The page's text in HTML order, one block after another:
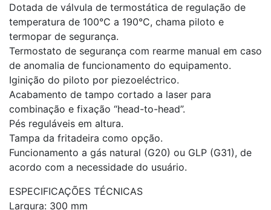
Dotada de válvula de termostática de regulação de
temperatura de 100°C a 190°C, chama piloto e
termopar de segurança.
Termostato de segurança com rearme manual em caso
de anomalia de funcionamento do equipamento.
Iginição do piloto por piezoeléctrico.
Acabamento de tampo cortado a laser para
combinação e fixação “head-to-head”.
Pés reguláveis em altura.
Tampa da fritadeira como opção.
Funcionamento a gás natural (G20) ou GLP (G31), de
acordo com a necessidade do usuário.
ESPECIFICAÇÕES TÉCNICAS
Largura: 300 mm